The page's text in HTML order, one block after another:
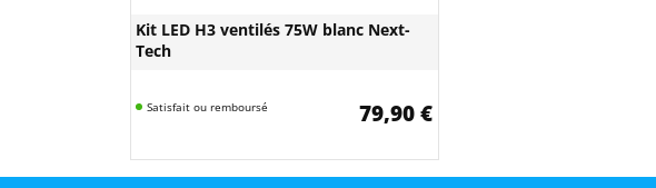
Kit LED H3 ventilés 75W blanc Next-
Tech
Satisfait ou remboursé 79,90 €